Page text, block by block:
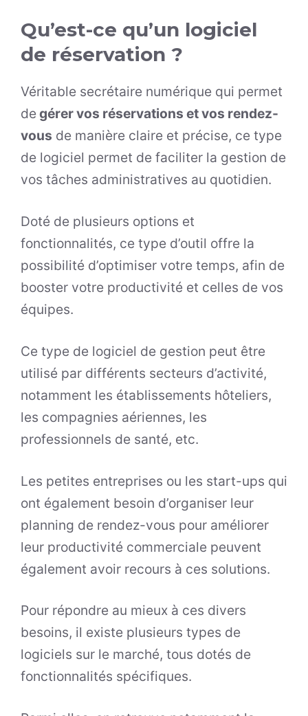
Qu’est-ce qu’un logiciel
de réservation ?
Véritable secrétaire numérique qui permet
degérer vos réservations et vos rendez-
vous de manière claire et précise, ce type
de logiciel permet de faciliter la gestion de
vos tâches administratives au quotidien.
Doté de plusieurs options et
fonctionnalités, ce type d’outil offre la
possibilité d’optimiser votre temps, afin de
booster votre productivité et celles de vos
équipes.
Ce type de logiciel de gestion peut être
utilisé par différents secteurs d’activité,
notamment les établissements hôteliers,
les compagnies aériennes, les
professionnels de santé, etc.
Les petites entreprises ou les start-ups qui
ont également besoin d’organiser leur
planning de rendez-vous pour améliorer
leur productivité commerciale peuvent
également avoir recours à ces solutions.
Pour répondre au mieux à ces divers
besoins, il existe plusieurs types de
logiciels sur le marché, tous dotés de
fonctionnalités spécifiques.